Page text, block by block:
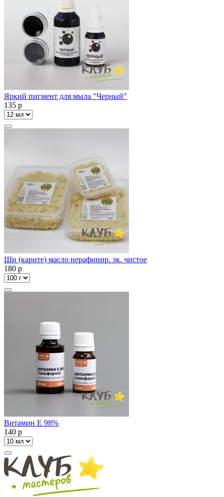
Яркий пигмент для мыла "Черный"
135 p
Ши (карите) масло нерафинир. эк. чистое
180 p
Витамин Е 98%
140 p